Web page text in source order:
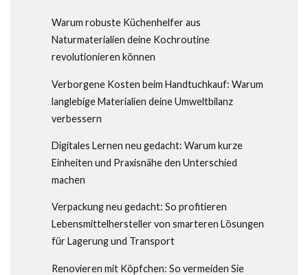
Warum robuste Küchenhelfer aus
Naturmaterialien deine Kochroutine
revolutionieren können
Verborgene Kosten beim Handtuchkauf: Warum
langlebige Materialien deine Umweltbilanz
verbessern
Digitales Lernen neu gedacht: Warum kurze
Einheiten und Praxisnähe den Unterschied
machen
Verpackung neu gedacht: So profitieren
Lebensmittelhersteller von smarteren Lösungen
für Lagerung und Transport
Renovieren mit Köpfchen: So vermeiden Sie